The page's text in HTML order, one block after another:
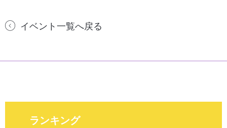
イベント一覧へ戻る
ランキング